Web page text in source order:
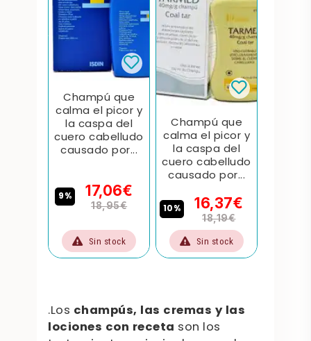
Champú que
calma el picor y
la caspa del
cuero cabelludo
causado por...
9% 17,06€
18,95€
Sin stock
Champú que
calma el picor y
la caspa del
cuero cabelludo
causado por...
10% 16,37€
18,19€
Sin stock
.Los champús, las cremas y las
lociones con receta son los